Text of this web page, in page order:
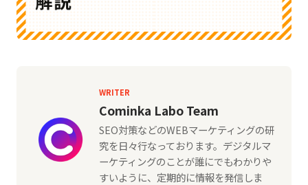
WRITER
Cominka Labo Team
SEO対策などのWEBマーケティングの研
究を日々行なっております。デジタルマ
ーケティングのことが誰にでもわかりや
すいように、定期的に情報を発信しま